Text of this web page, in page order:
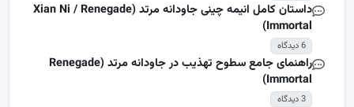
داستان کامل انیمه چینی جاودانه مرتد (Xian Ni / Renegade
Immortal)
6 دیدگاه
راهنمای جامع سطوح تهذیب در جاودانه مرتد (Renegade
Immortal)
3 دیدگاه